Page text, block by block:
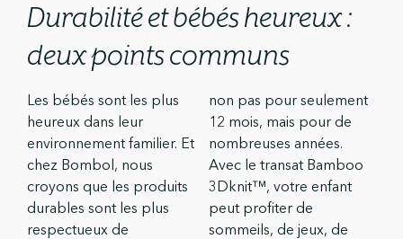
Durabilité et bébés heureux :
deux points communs
Les bébés sont les plus
heureux dans leur
environnement familier. Et
chez Bombol, nous
croyons que les produits
durables sont les plus
respectueux de
non pas pour seulement
12 mois, mais pour de
nombreuses années.
Avec le transat Bamboo
3Dknit™, votre enfant
peut profiter de
sommeils, de jeux, de